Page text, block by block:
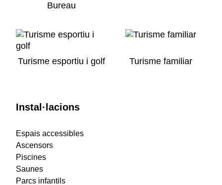
Bureau
Turisme esportiu i golf Turisme familiar
Instal·lacions
Espais accessibles
Ascensors
Piscines
Saunes
Parcs infantils